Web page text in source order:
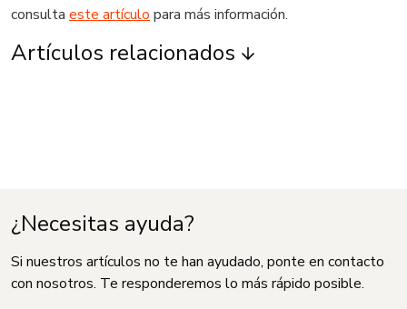
consulta este artículo para más información.
Artículos relacionados
¿Necesitas ayuda?
Si nuestros artículos no te han ayudado, ponte en contacto
con nosotros. Te responderemos lo más rápido posible.